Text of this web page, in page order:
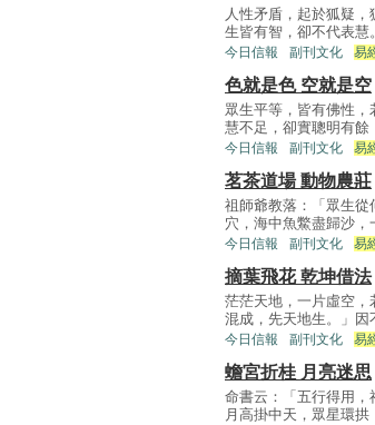
人性矛盾，起於狐疑
生皆有智，卻不代表慧
今日信報 副刊文化 易
色就是色 空就是空
眾生平等，皆有佛性
慧不足，卻實聰明有餘
今日信報 副刊文化 易
茗茶道場 動物農莊
祖師爺教落：「眾生
穴，海中魚鱉盡歸沙
今日信報 副刊文化 易
摘葉飛花 乾坤借法
茫茫天地，一片虛空，
混成，先天地生。」因
今日信報 副刊文化 易
蟾宮折桂 月亮迷思
命書云：「五行得用，
月高掛中天，眾星環拱